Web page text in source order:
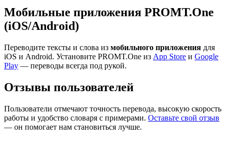
Мобильные приложения PROMT.One
(iOS/Android)
Переводите тексты и слова из мобильного приложения для
iOS и Android. Установите PROMT.One из App Store и Google
Play — переводы всегда под рукой.
Отзывы пользователей
Пользователи отмечают точность перевода, высокую скорость
работы и удобство словаря с примерами. Оставьте свой отзыв
— он помогает нам становиться лучше.